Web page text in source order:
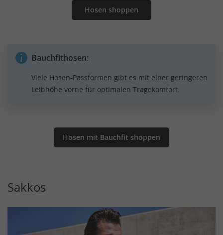
Hosen shoppen
Bauchfithosen:
Viele Hosen-Passformen gibt es mit einer geringeren
Leibhöhe vorne für optimalen Tragekomfort.
Hosen mit Bauchfit shoppen
Sakkos